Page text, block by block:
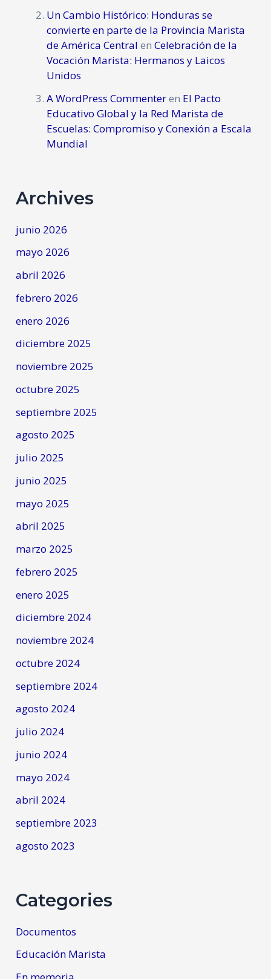
Un Cambio Histórico: Honduras se
convierte en parte de la Provincia Marista
de América Central enCelebración de la
Vocación Marista: Hermanos y Laicos
Unidos
A WordPress Commenteren El Pacto
Educativo Global y la Red Marista de
Escuelas: Compromiso y Conexión a Escala
Mundial
Archives
junio 2026
mayo 2026
abril 2026
febrero 2026
enero 2026
diciembre 2025
noviembre 2025
octubre 2025
septiembre 2025
agosto 2025
julio 2025
junio 2025
mayo 2025
abril 2025
marzo 2025
febrero 2025
enero 2025
diciembre 2024
noviembre 2024
octubre 2024
septiembre 2024
agosto 2024
julio 2024
junio 2024
mayo 2024
abril 2024
septiembre 2023
agosto 2023
Categories
Documentos
Educación Marista